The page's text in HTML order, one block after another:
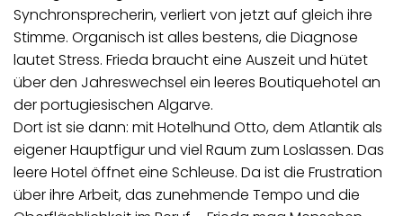
Synchronsprecherin, verliert von jetzt auf gleich ihre
Stimme. Organisch ist alles bestens, die Diagnose
lautet Stress. Frieda braucht eine Auszeit und hütet
über den Jahreswechsel ein leeres Boutiquehotel an
der portugiesischen Algarve.
Dort ist sie dann: mit Hotelhund Otto, dem Atlantik als
eigener Hauptfigur und viel Raum zum Loslassen. Das
leere Hotel öffnet eine Schleuse. Da ist die Frustration
über ihre Arbeit, das zunehmende Tempo und die